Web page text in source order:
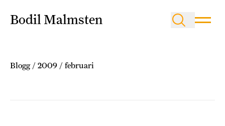
Bodil Malmsten
Blogg / 2009 / februari